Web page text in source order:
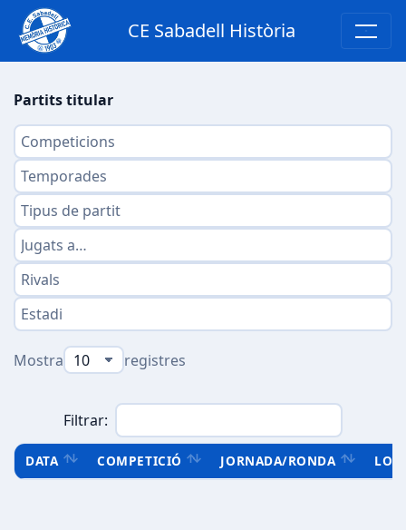
CE Sabadell Història
Partits titular
Mostra registres
Filtrar:
DATA COMPETICIÓ JORNADA/RONDA